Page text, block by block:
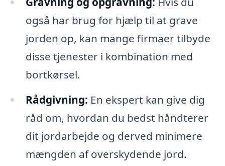
også har brug for hjælp til at grave
jorden op, kan mange firmaer tilbyde
disse tjenester i kombination med
bortkørsel.
Rådgivning: En ekspert kan give dig
råd om, hvordan du bedst håndterer
dit jordarbejde og derved minimere
mængden af overskydende jord.